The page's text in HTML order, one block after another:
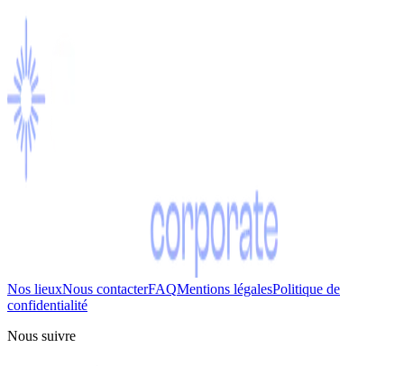
Nos lieuxNous contacterFAQMentions légalesPolitique de
confidentialité
Nous suivre